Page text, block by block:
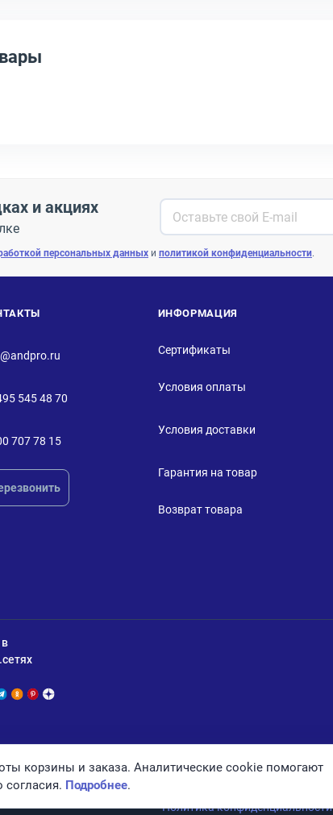
и акциях
персональных данных и политикой конфиденциальности.
545 48 70
707 78 15
ИНФОРМАЦИЯ
Сертификаты
Условия оплаты
Условия доставки
Гарантия на товар
Возврат товара
Политика конфиденциальности
корзины и заказа. Аналитические cookie помогают
согласия. Подробнее.